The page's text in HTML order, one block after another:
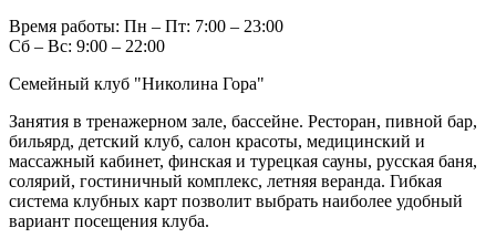
Время работы: Пн – Пт: 7:00 – 23:00
Сб – Вс: 9:00 – 22:00
Семейный клуб "Николина Гора"
Занятия в тренажерном зале, бассейне. Ресторан, пивной бар,
бильярд, детский клуб, салон красоты, медицинский и
массажный кабинет, финская и турецкая сауны, русская баня,
солярий, гостиничный комплекс, летняя веранда. Гибкая
система клубных карт позволит выбрать наиболее удобный
вариант посещения клуба.